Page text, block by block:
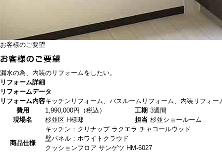
お客様のご要望
漏水の為、内装のリフォームをしたい。
リフォーム詳細
リフォームデータ
リフォーム内容キッチンリフォーム、バスルームリフォーム、内装リフォー
費用
1,990,000円（税込） 工期 3週間
現場名
杉並区 H様邸 担当 杉並ショールーム
商品仕様
キッチン：クリナップ ラクエラ チャコールウッド
壁パネル：ホワイトクラウド
クッションフロア サンゲツ HM-6027